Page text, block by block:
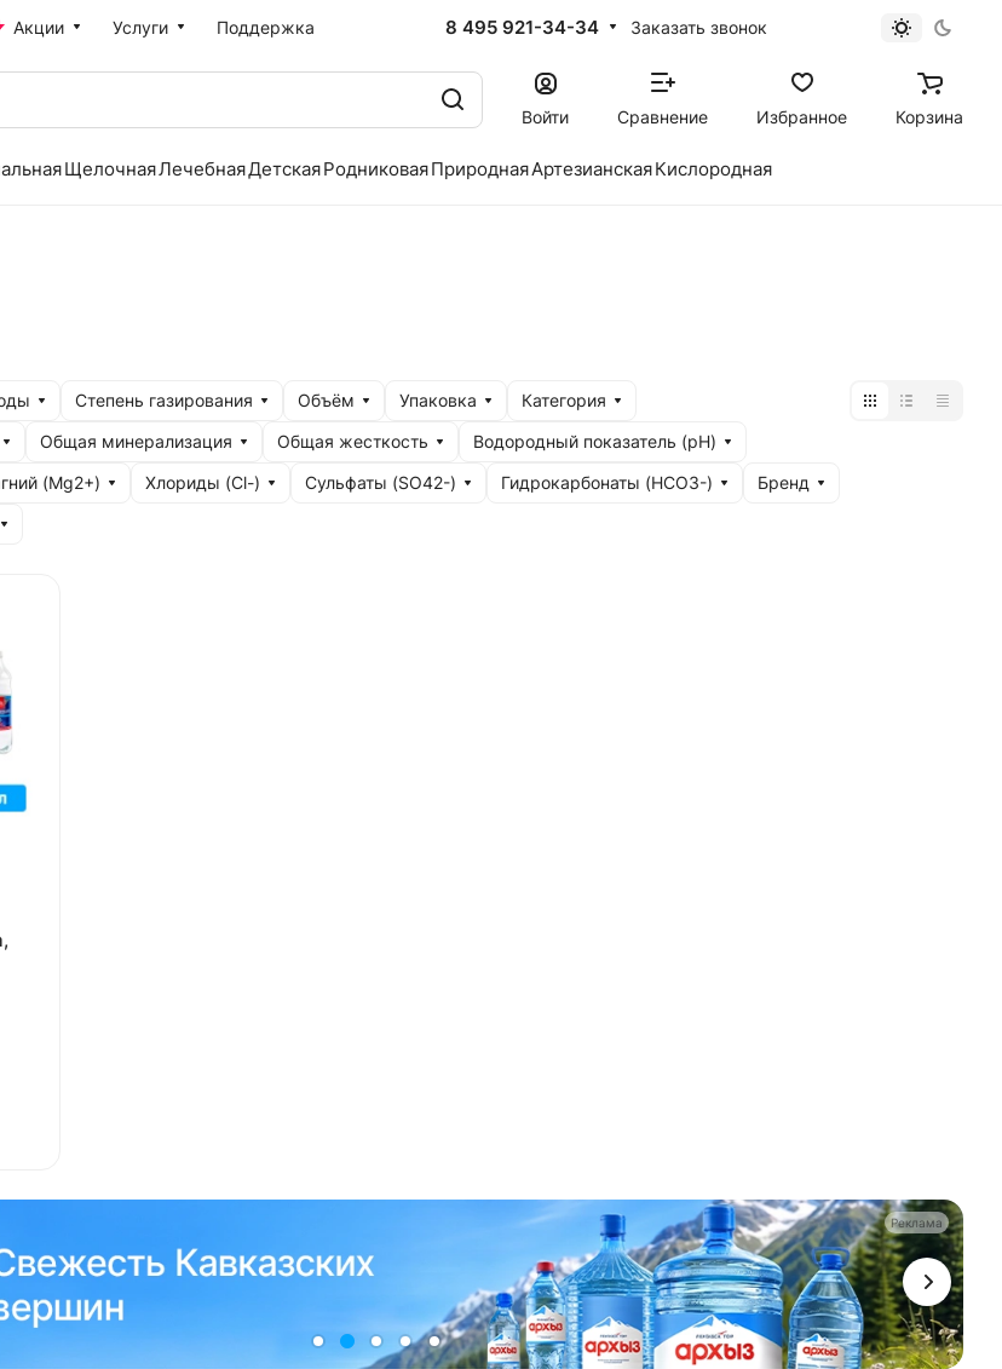
Акции Услуги Поддержка 8 495 921-34-34 Заказать звонок
Войти Сравнение Избранное Корзина
ЩелочнаяЛечебнаяДетскаяРодниковаяПрироднаяАртезианскаяКислородная
Степень газирования Объём Упаковка
Категория
Общая минерализация Общая жесткость
Водородный показатель (рН)
(Mg2+) Хлориды (Cl-) Сульфаты (SO42-) Гидрокарбонаты (HCO3-)
Бренд
Реклама